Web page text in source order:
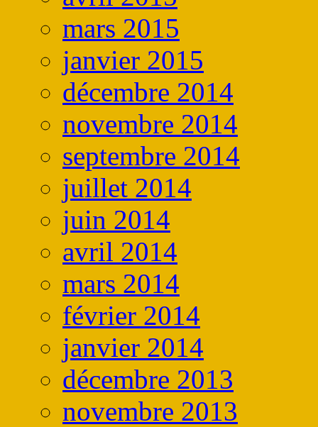
mars 2015
janvier 2015
décembre 2014
novembre 2014
septembre 2014
juillet 2014
juin 2014
avril 2014
mars 2014
février 2014
janvier 2014
décembre 2013
novembre 2013